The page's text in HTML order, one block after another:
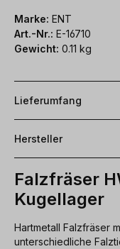
Marke: ENT
Art.-Nr.: E-16710
Gewicht: 0.11 kg
Lieferumfang
Hersteller
Falzfräser
Kugellager
Hartmetall Falzfräser
unterschiedliche